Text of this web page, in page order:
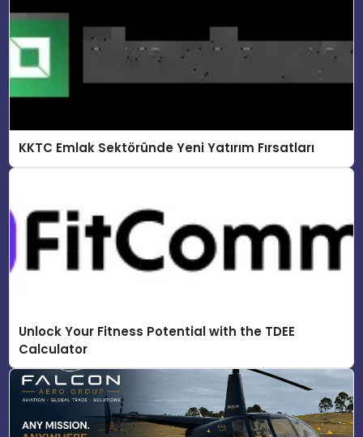
KKTC Emlak Sektöründe Yeni Yatırım Fırsatları
Unlock Your Fitness Potential with the TDEE
Calculator